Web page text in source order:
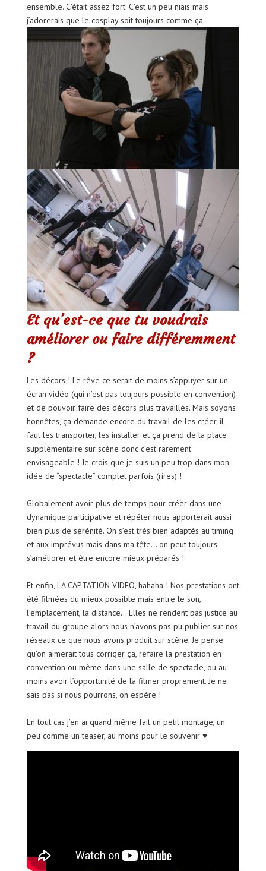
ensemble. C’était assez fort. C’est un peu niais mais
j’adorerais que le cosplay soit toujours comme ça.
Et qu’est-ce que tu voudrais
améliorer ou faire différemment
?
Les décors ! Le rêve ce serait de moins s’appuyer sur un
écran vidéo (qui n’est pas toujours possible en convention)
et de pouvoir faire des décors plus travaillés. Mais soyons
honnêtes, ça demande encore du travail de les créer, il
faut les transporter, les installer et ça prend de la place
supplémentaire sur scène donc c’est rarement
envisageable ! Je crois que je suis un peu trop dans mon
idée de “spectacle” complet parfois (rires) !
Globalement avoir plus de temps pour créer dans une
dynamique participative et répéter nous apporterait aussi
bien plus de sérénité. On s’est très bien adaptés au timing
et aux imprévus mais dans ma tête… on peut toujours
s’améliorer et être encore mieux préparés !
Et enfin, LA CAPTATION VIDEO, hahaha ! Nos prestations ont
été filmées du mieux possible mais entre le son,
l’emplacement, la distance… Elles ne rendent pas justice au
travail du groupe alors nous n’avons pas pu publier sur nos
réseaux ce que nous avons produit sur scène. Je pense
qu’on aimerait tous corriger ça, refaire la prestation en
convention ou même dans une salle de spectacle, ou au
moins avoir l’opportunité de la filmer proprement. Je ne
sais pas si nous pourrons, on espère !
En tout cas j’en ai quand même fait un petit montage, un
peu comme un teaser, au moins pour le souvenir ♥